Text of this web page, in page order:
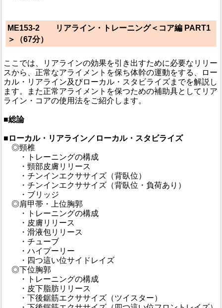
ME153-2 リアライン・トレーニング＜コア編 PART1
＞（67分）
ここでは、リアラインの効果を引き出すために必要なリリー
スから、正常なアライメントを保ち体幹の運動をする、ロー
カル・リアライン及びローカル・スタビライズまでを解説し
ます。また正常アライメントを保つための補助具としてリア
ライン・コアの使用法をご紹介します。
■総論
■ローカル・リアライン／ローカル・スタビライズ
◎頸椎
・トレーニングの構成
・頸部皮膚リリース
・チンインエクササイズ（背臥位）
・チンインエクササイズ（背臥位・負荷あり）
・ブリッジ
◎肩甲帯・上位胸郭
・トレーニングの構成
・皮膚リリース
・滑液包リリース
・チューブ
・ハイプーリー
・四つ這い位サイドレイズ
◎下位胸郭
・トレーニングの構成
・皮下脂肪リリース
・下後鋸筋エクササイズ（ツイスター）